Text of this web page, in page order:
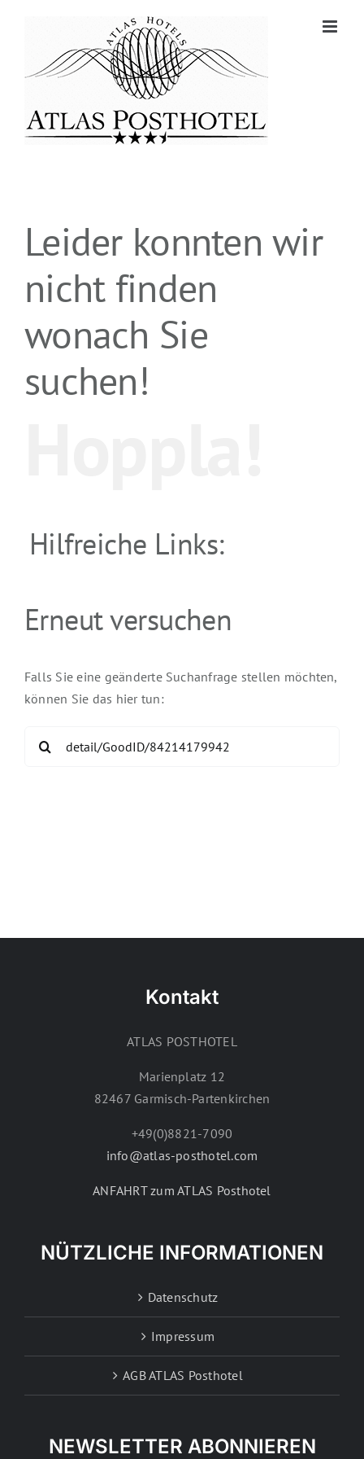
Leider konnten wir
nicht finden
wonach Sie
suchen!
Hilfreiche Links:
Erneut versuchen
Falls Sie eine geänderte Suchanfrage stellen möchten,
können Sie das hier tun:
Kontakt
ATLAS POSTHOTEL
Marienplatz 12
82467 Garmisch-Partenkirchen
+49(0)8821-7090
info@atlas-posthotel.com
ANFAHRT zum ATLAS Posthotel
NÜTZLICHE INFORMATIONEN
Datenschutz
Impressum
AGB ATLAS Posthotel
NEWSLETTER ABONNIEREN